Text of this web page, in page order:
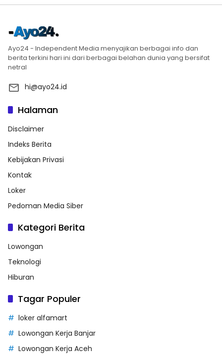
Ayo24 - Independent Media menyajikan berbagai info dan
berita terkini hari ini dari berbagai belahan dunia yang bersifat
netral
hi@ayo24.id
Halaman
Disclaimer
Indeks Berita
Kebijakan Privasi
Kontak
Loker
Pedoman Media Siber
Kategori Berita
Lowongan
Teknologi
Hiburan
Tagar Populer
loker alfamart
Lowongan Kerja Banjar
Lowongan Kerja Aceh